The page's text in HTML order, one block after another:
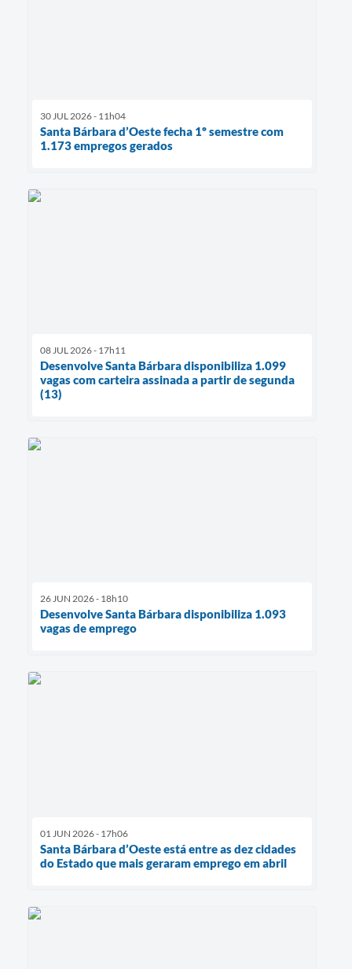
30 JUL 2026 - 11h04
Santa Bárbara d’Oeste fecha 1º semestre com
1.173 empregos gerados
08 JUL 2026 - 17h11
Desenvolve Santa Bárbara disponibiliza 1.099
vagas com carteira assinada a partir de segunda
(13)
26 JUN 2026 - 18h10
Desenvolve Santa Bárbara disponibiliza 1.093
vagas de emprego
01 JUN 2026 - 17h06
Santa Bárbara d’Oeste está entre as dez cidades
do Estado que mais geraram emprego em abril